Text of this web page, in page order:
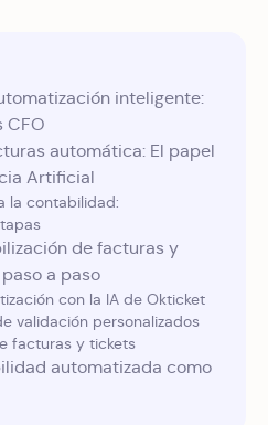
inteligente:
CFO
automática: El papel
Artificial
la contabilidad:
de facturas y
a paso
con la IA de Okticket
validación personalizados
facturas y tickets
automatizada como